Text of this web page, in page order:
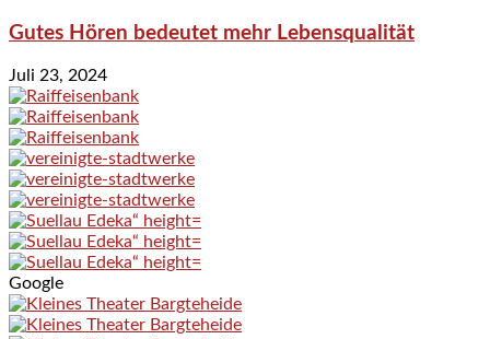
Gutes Hören bedeutet mehr Lebensqualität
Juli 23, 2024
Google